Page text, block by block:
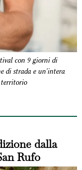
con 9 giorni di
di strada e un'intera
territorio
dalla
Rufo